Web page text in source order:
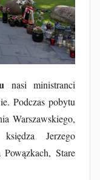
nasi ministranci
Podczas pobytu
Warszawskiego,
Jerzego
Stare